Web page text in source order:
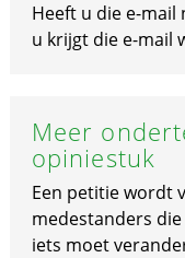
Heeft u die e-mail
u krijgt die e-mail
Meer
opiniestuk
Een petitie wordt
medestanders
iets moet